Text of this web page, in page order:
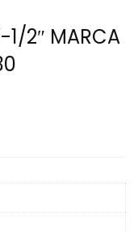
1/2″ MARCA